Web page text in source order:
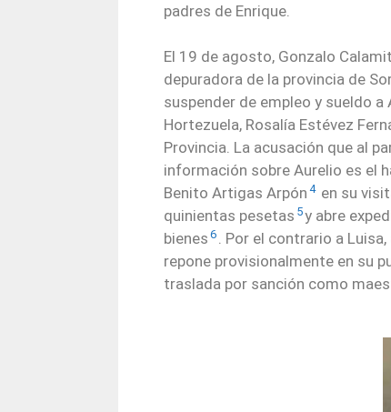
padres de Enrique.
El 19 de agosto, Gonzalo
depuradora de la provincia de
suspender de empleo y sueldo
Hortezuela, Rosalía Estévez
Provincia. La acusación que al
información sobre Aurelio es el
Benito Artigas Arpón 4 en su
quinientas pesetas 5y abre
bienes 6 . Por el contrario a
repone provisionalmente en su
traslada por sanción como